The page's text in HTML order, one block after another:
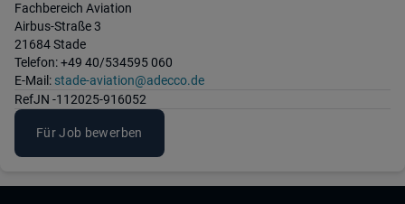
Fachbereich Aviation
Airbus-Straße 3
21684 Stade
Telefon: +49 40/534595 060
E-Mail: stade-aviation@adecco.de
RefJN -112025-916052
Für Job bewerben